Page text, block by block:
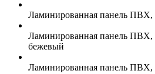
Ламинированная панель
Ламинированная панель ПВХ,
бежевый
Ламинированная панель ПВХ,